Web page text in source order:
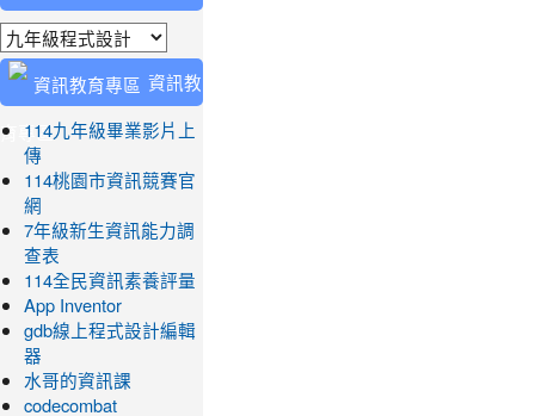
業繳交
資訊教
育專區114九年級畢業影片上
傳
114桃園市資訊競賽官
網
7年級新生資訊能力調
查表
114全民資訊素養評量
App Inventor
gdb線上程式設計編輯
器
水哥的資訊課
codecombat